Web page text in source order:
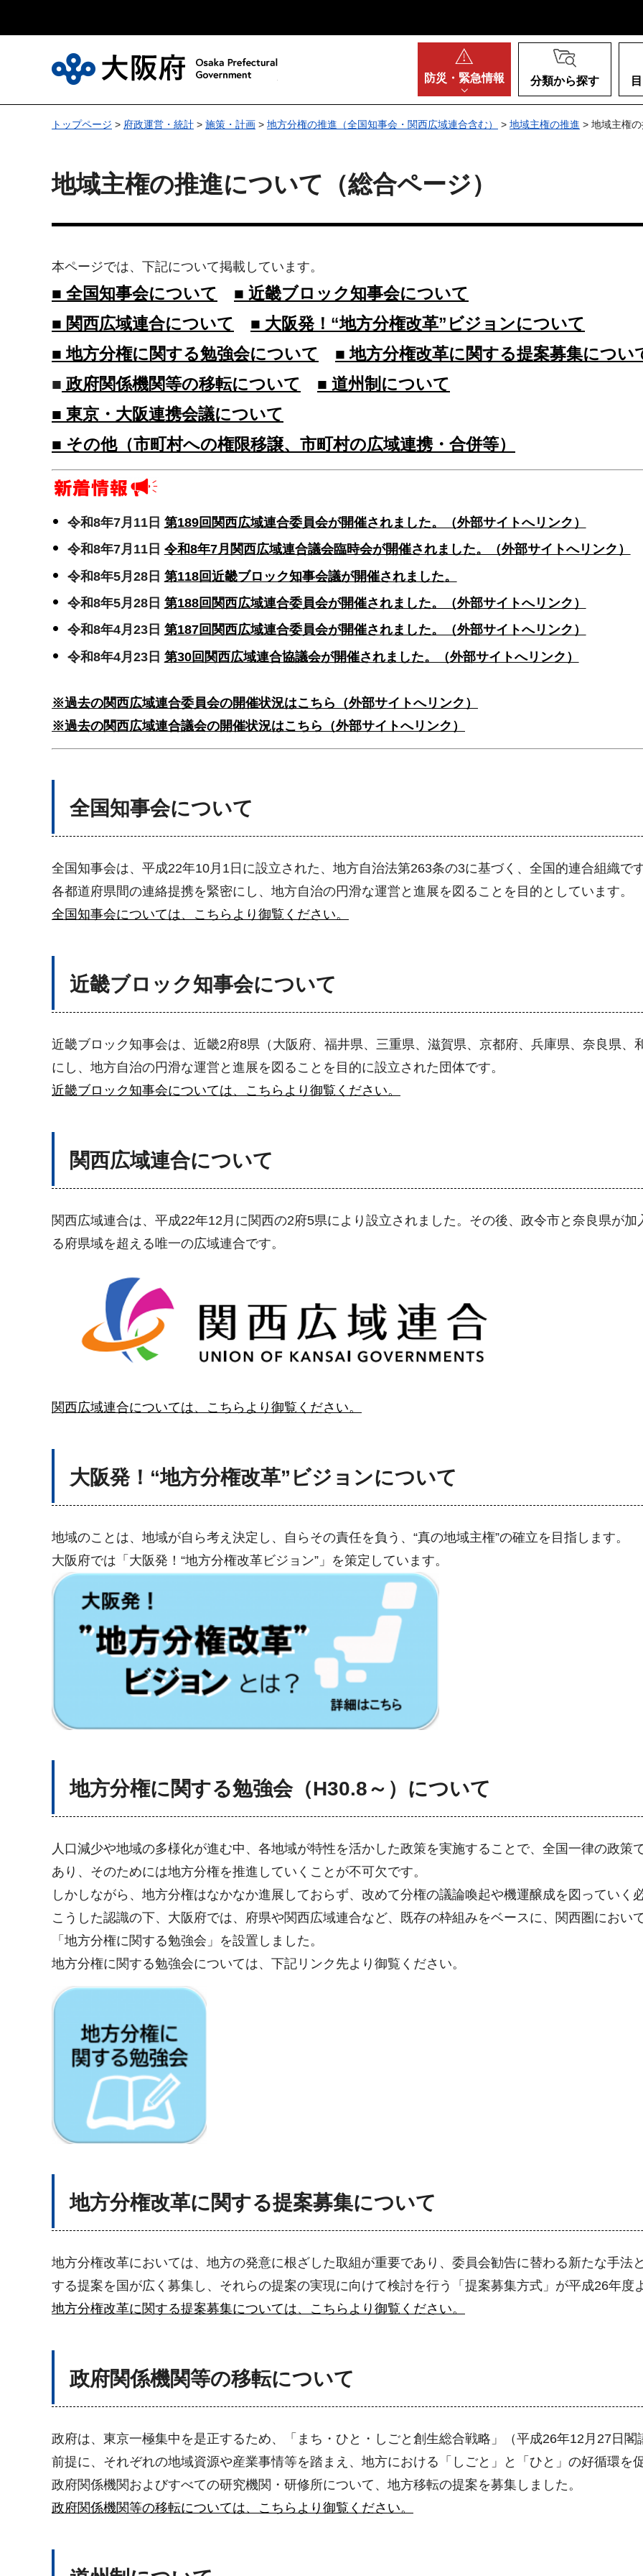
防災・ 緊急情報 分類から探す
トップページ > 府政運営・統計 > 施策・計画 > 地方分権の推進（全国知事会・関西広域連合含む） > 地域主権の推進 > 地域主権
地域主権の推進について（総合ページ）
本ページでは、下記について掲載しています。
■ 全国知事会について
■ 近畿ブロック知事会について
■ 関西広域連合について
■ 大阪発！“地方分権改革”ビジョンについて
■ 地方分権に関する勉強会について
■ 地方分権改革に関する提案募集につい
■ 政府関係機関等の移転について
■ 道州制について
■ 東京・大阪連携会議について
■ その他（市町村への権限移譲、市町村の広域連携・合併等）
令和8年7月11日 第189回関西広域連合委員会が開催されました。（外部サイトへリンク）
令和8年7月11日 令和8年7月関西広域連合議会臨時会が開催されました。（外部サイトへリンク）
令和8年5月28日 第118回近畿ブロック知事会議が開催されました。
令和8年5月28日 第188回関西広域連合委員会が開催されました。（外部サイトへリンク）
令和8年4月23日 第187回関西広域連合委員会が開催されました。（外部サイトへリンク）
令和8年4月23日 第30回関西広域連合協議会が開催されました。（外部サイトへリンク）
※過去の関西広域連合委員会の開催状況はこちら（外部サイトへリンク）
※過去の関西広域連合議会の開催状況はこちら（外部サイトへリンク）
全国知事会について
全国知事会は、平成22年10月1日に設立された、地方自治法第263条の3に基づく、全国的連合組織で
各都道府県間の連絡提携を緊密にし、地方自治の円滑な運営と進展を図ることを目的としています。
全国知事会については、こちらより御覧ください。
近畿ブロック知事会について
近畿ブロック知事会は、近畿2府8県（大阪府、福井県、三重県、滋賀県、京都府、兵庫県、奈良県
にし、地方自治の円滑な運営と進展を図ることを目的に設立された団体です。
近畿ブロック知事会については、こちらより御覧ください。
関西広域連合について
関西広域連合は、平成22年12月に関西の2府5県により設立されました。その後、政令市と奈良県が
る府県域を超える唯一の広域連合です。
関西広域連合については、こちらより御覧ください。
大阪発！“地方分権改革”ビジョンについて
地域のことは、地域が自ら考え決定し、自らその責任を負う、“真の地域主権”の確立を目指します。
大阪府では「大阪発！“地方分権改革ビジョン”」を策定しています。
地方分権に関する勉強会（H30.8～）について
人口減少や地域の多様化が進む中、各地域が特性を活かした政策を実施することで、全国一律の政策
あり、そのためには地方分権を推進していくことが不可欠です。
しかしながら、地方分権はなかなか進展しておらず、改めて分権の議論喚起や機運醸成を図っていく
こうした認識の下、大阪府では、府県や関西広域連合など、既存の枠組みをベースに、関西圏におい
「地方分権に関する勉強会」を設置しました。
地方分権に関する勉強会については、下記リンク先より御覧ください。
地方分権改革に関する提案募集について
地方分権改革においては、地方の発意に根ざした取組が重要であり、委員会勧告に替わる新たな手法
する提案を国が広く募集し、それらの提案の実現に向けて検討を行う「提案募集方式」が平成26年度
地方分権改革に関する提案募集については、こちらより御覧ください。
政府関係機関等の移転について
政府は、東京一極集中を是正するため、「まち・ひと・しごと創生総合戦略」（平成26年12月27日
前提に、それぞれの地域資源や産業事情等を踏まえ、地方における「しごと」と「ひと」の好循環を
政府関係機関およびすべての研究機関・研修所について、地方移転の提案を募集しました。
政府関係機関等の移転については、こちらより御覧ください。